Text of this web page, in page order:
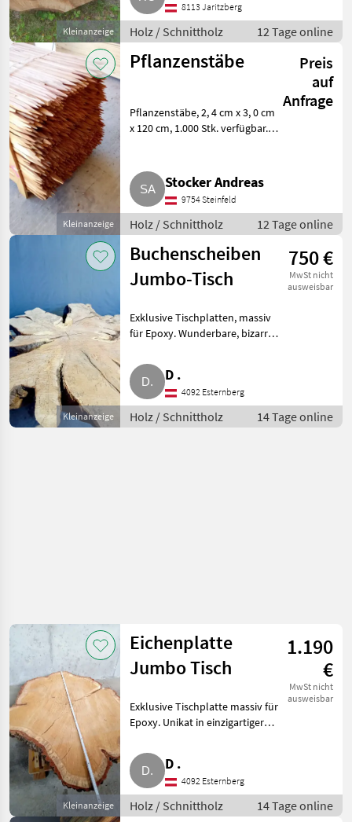
Kleinanzeige
8113 Jaritzberg
Holz / Schnittholz 12 Tage online
Kleinanzeige
Pflanzenstäbe
Preis
auf
Anfrage
Pflanzenstäbe, 2, 4 cm x 3, 0 cm
x 120 cm, 1.000 Stk. verfügbar.
Stocker Andreas
9754 Steinfeld
Holz / Schnittholz 12 Tage online
Kleinanzeige
Buchenscheiben
Jumbo-Tisch
750 €
MwSt nicht
ausweisbar
Exklusive Tischplatten, massiv
für Epoxy. Wunderbare, bizarre
190 cm, 100 mm plan, € 890, -.
Größe 160 cm, 90 mm plan, €
750, -. Eyecatcher
D .
4092 Esternberg
Holz / Schnittholz 14 Tage online
Kleinanzeige
Eichenplatte
Jumbo Tisch
1.190
€
MwSt nicht
ausweisbar
Exklusive Tischplatte massiv für
Epoxy. Unikat in einzigartiger
152 x 120 cm. Stärke 95 mm,
plan. Für Couchtisch, Coffee-
Table uvm. Eyecat
D .
4092 Esternberg
Holz / Schnittholz 14 Tage online